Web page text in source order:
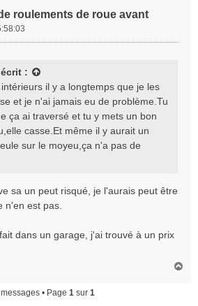
roulements de roue avant
:
il y a longtemps que je les
et je n'ai jamais eu de problème.Tu
ça ai traversé et tu y mets un bon
casse.Et même il y aurait un
sur le moyeu,ça n'a pas de
sa un peut risqué, je l'aurais peut être
n'en est pas.
dans un garage, j'ai trouvé à un prix
• Page 1 sur 1